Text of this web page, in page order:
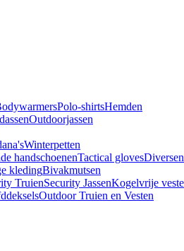
Polo-shirtsHemden
Outdoorjassen
Winterpetten
handschoenenTactical gloves
kledingBivakmutsen
TruienSecurity JassenKogelvrije
Outdoor Truien en Vesten